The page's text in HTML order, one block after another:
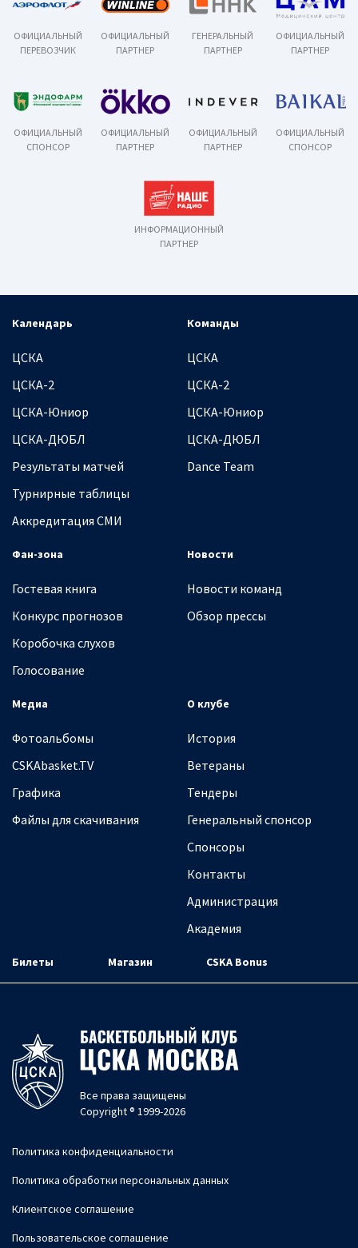
ОФИЦИАЛЬНЫЙ
ПЕРЕВОЗЧИК
ОФИЦИАЛЬНЫЙ
ПАРТНЕР
ГЕНЕРАЛЬНЫЙ
ПАРТНЕР
ОФИЦИАЛЬНЫЙ
ПАРТНЕР
ОФИЦИАЛЬНЫЙ
СПОНСОР
ОФИЦИАЛЬНЫЙ
ПАРТНЕР
ОФИЦИАЛЬНЫЙ
ПАРТНЕР
ОФИЦИАЛЬНЫЙ
СПОНСОР
ИНФОРМАЦИОННЫЙ
ПАРТНЕР
Календарь
ЦСКА
ЦСКА-2
ЦСКА-Юниор
ЦСКА-ДЮБЛ
Результаты матчей
Турнирные таблицы
Аккредитация СМИ
Команды
ЦСКА
ЦСКА-2
ЦСКА-Юниор
ЦСКА-ДЮБЛ
Dance Team
Фан-зона
Гостевая книга
Конкурс прогнозов
Коробочка слухов
Голосование
Новости
Новости команд
Обзор прессы
Медиа
Фотоальбомы
CSKAbasket.TV
Графика
Файлы для скачивания
О клубе
История
Ветераны
Тендеры
Генеральный спонсор
Спонсоры
Контакты
Администрация
Академия
Билеты Магазин CSKA Bonus
Все права защищены
Copyright ® 1999-2026
Политика конфиденциальности
Политика обработки персональных данных
Клиентское соглашение
Пользовательское соглашение